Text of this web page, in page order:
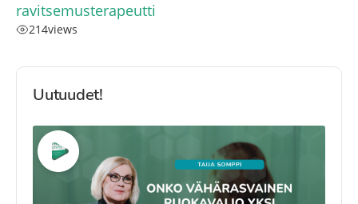
ravitsemusterapeutti
214views
Uutuudet!